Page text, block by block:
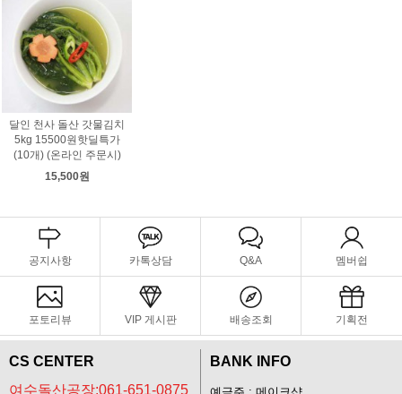
달인 천사 돌산 갓물김치
5kg 15500원핫딜특가
(10개) (온라인 주문시)
15,500원
공지사항 카톡상담 Q&A 멤버쉽
포토리뷰 VIP 게시판 배송조회 기획전
CS CENTER
여수돌산공장:061-651-0875
BANK INFO